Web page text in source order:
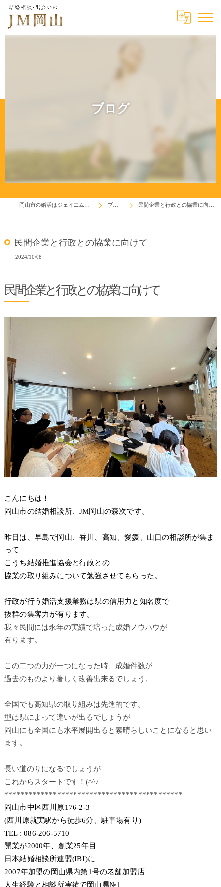
ブログ
ブログ 民間企業と行政との協業に向けて
民間企業と行政との協業に向けて
2024/10/08
民間企業と行政との協業に向けて
こんにちは！
岡山市の結婚相談所、JM岡山の森次です。
昨日は、早島で岡山、香川、高知、愛媛、山口の相談所が集ま
って
こうち結婚推進協会と行政との
協業の取り組みについて勉強させてもらった。
行政が行う婚活支援業務は県の信用力と知名度で
抜群の集客力が有ります。
我々民間には永年の実績で培った成婚ノウハウが
有ります。
この二つの力が一つになった時、成婚件数が
過去のものより著しく改善出来るでしょう。
全国でも高知県の取り組みは先進的です。
型は県によって違いが出るでしょうが
岡山にも全国にも水平展開出ると素晴らしいことになると思い
ます。
長い道のりになるでしょうが
これからスタートです！(^^♪
********************************************
岡山市中区西川原176-2-3
(西川原就実駅から徒歩6分、駐車場有り)
TEL : 086-206-5710
開業が2000年、創業25年目
日本結婚相談所連盟(IBJ)に
2007年加盟の岡山県内第1号の老舗加盟店
人生経験と相談所実績で岡山県№1